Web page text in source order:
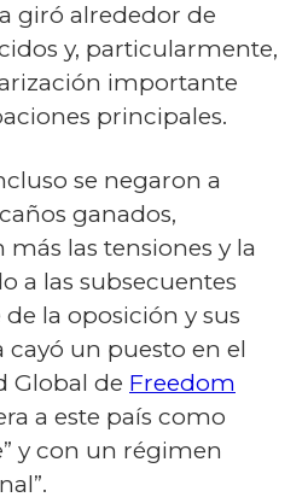
giró alrededor de
y, particularmente,
importante
principales.
se negaron a
ganados,
las tensiones y la
a las subsecuentes
la oposición y sus
cayó un puesto en el
Global de Freedom
a este país como
y con un régimen